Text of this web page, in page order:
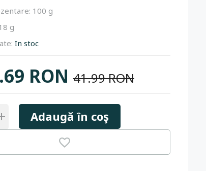
100 g
g
In stoc
RON 41.99 RON
Adaugă în coş